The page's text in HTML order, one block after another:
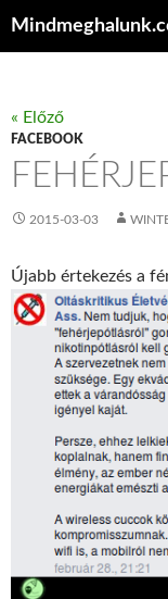
« Előző
FACEBOOK
2015-03-03
Újabb értekezés a